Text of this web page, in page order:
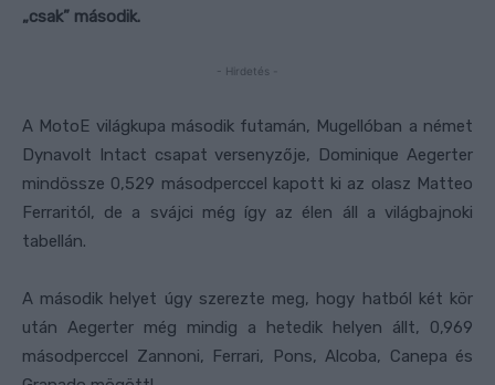
„csak” második.
- Hirdetés -
A MotoE világkupa második futamán, Mugellóban a német
Dynavolt Intact csapat versenyzője, Dominique Aegerter
mindössze 0,529 másodperccel kapott ki az olasz Matteo
Ferraritól, de a svájci még így az élen áll a világbajnoki
tabellán.
A második helyet úgy szerezte meg, hogy hatból két kör
után Aegerter még mindig a hetedik helyen állt, 0,969
másodperccel Zannoni, Ferrari, Pons, Alcoba, Canepa és